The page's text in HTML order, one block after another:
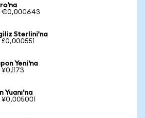
€0,000643
Sterlini'na
Yeni'na
Yuanı'na